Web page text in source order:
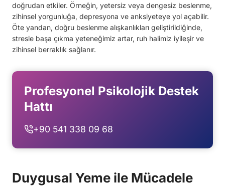
doğrudan etkiler. Örneğin, yetersiz veya dengesiz beslenme,
zihinsel yorgunluğa, depresyona ve anksiyeteye yol açabilir.
Öte yandan, doğru beslenme alışkanlıkları geliştirildiğinde,
stresle başa çıkma yeteneğimiz artar, ruh halimiz iyileşir ve
zihinsel berraklık sağlanır.
Profesyonel Psikolojik Destek
Hattı
+90 541 338 09 68
Duygusal Yeme ile Mücadele